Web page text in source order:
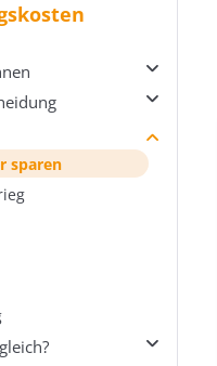
berechnen
Scheidung
zahlen
der Scheidung
vom Ehepartner
Scheidung
sparen